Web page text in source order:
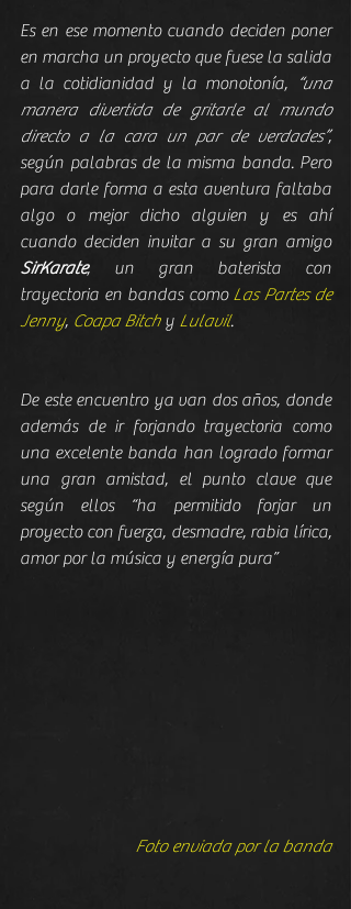
Es en ese momento cuando deciden poner
en marcha un proyecto que fuese la salida
a la cotidianidad y la monotonía,
“una
manera divertida de gritarle al mundo
directo a la cara un par de verdades”,
según palabras de la misma banda. Pero
para darle forma a esta aventura faltaba
algo o mejor dicho alguien y es ahí
cuando deciden invitar a su gran amigo
SirKarate, un gran baterista con
trayectoria en bandas como Las Partes de
Jenny, Coapa Bitch y Lulavil.
De este encuentro ya van dos años, donde
además de ir forjando trayectoria como
una excelente banda han logrado formar
una gran amistad, el punto clave que
según ellos “ha permitido forjar un
proyecto con fuerza, desmadre, rabia lírica,
amor por la música y energía pura”
Foto enviada por la banda